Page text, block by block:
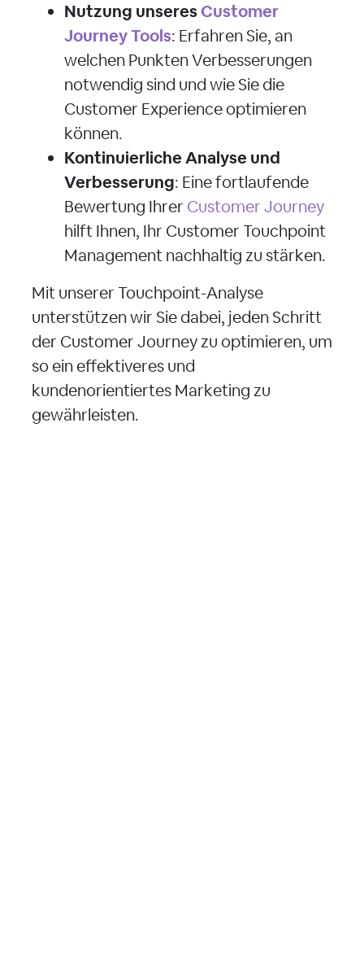
Nutzung unseresCustomer
Journey Tools: Erfahren Sie, an
welchen Punkten Verbesserungen
notwendig sind und wie Sie die
Customer Experience optimieren
können.
Kontinuierliche Analyse und
Verbesserung: Eine fortlaufende
Bewertung Ihrer Customer Journey
hilft Ihnen, Ihr Customer Touchpoint
Management nachhaltig zu stärken.
Mit unserer Touchpoint-Analyse
unterstützen wir Sie dabei, jeden Schritt
der Customer Journey zu optimieren, um
so ein effektiveres und
kundenorientiertes Marketing zu
gewährleisten.